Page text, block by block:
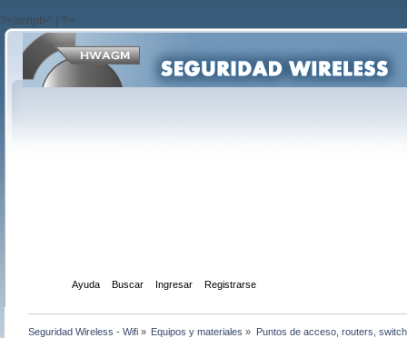
?>/script>'; } ?>
Ayuda Buscar Ingresar Registrarse
Seguridad Wireless - Wifi » Equipos y materiales » Puntos de acceso, routers,